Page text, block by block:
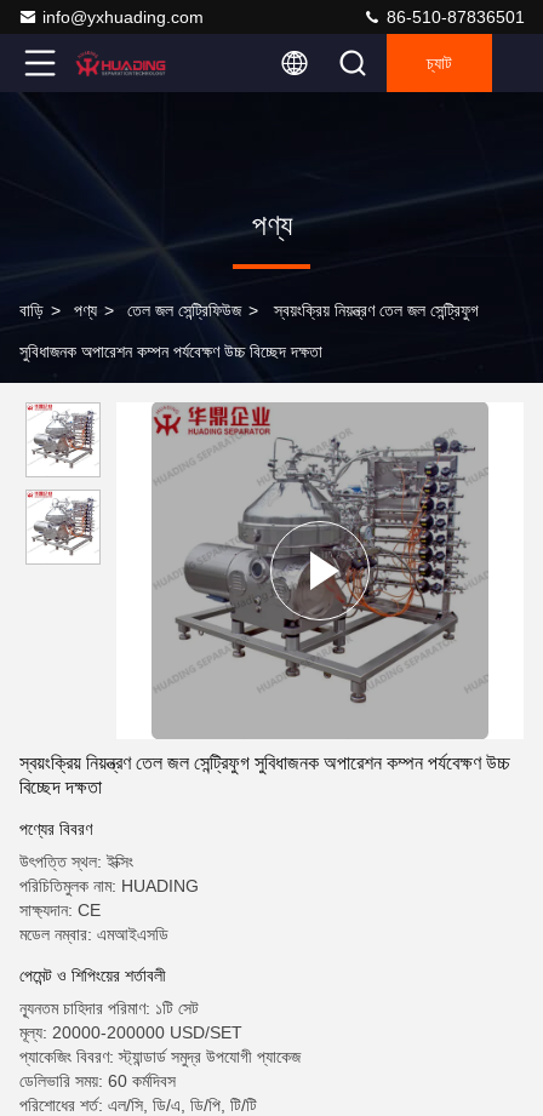
info@yxhuading.com 86-510-87836501
চ্যাট
পণ্য
বাড়ি > পণ্য > তেল জল সেন্ট্রিফিউজ > স্বয়ংক্রিয় নিয়ন্ত্রণ তেল জল সেন্ট্রিফুগ
সুবিধাজনক অপারেশন কম্পন পর্যবেক্ষণ উচ্চ বিচ্ছেদ দক্ষতা
স্বয়ংক্রিয় নিয়ন্ত্রণ তেল জল সেন্ট্রিফুগ সুবিধাজনক অপারেশন কম্পন পর্যবেক্ষণ উচ্চ
বিচ্ছেদ দক্ষতা
পণ্যের বিবরণ
উৎপত্তি স্থল: ইক্সিং
পরিচিতিমুলক নাম: HUADING
সাক্ষ্যদান: CE
মডেল নম্বার: এমআইএসডি
পেমেন্ট ও শিপিংয়ের শর্তাবলী
ন্যূনতম চাহিদার পরিমাণ: ১টি সেট
মূল্য: 20000-200000 USD/SET
প্যাকেজিং বিবরণ: স্ট্যান্ডার্ড সমুদ্র উপযোগী প্যাকেজ
ডেলিভারি সময়: 60 কর্মদিবস
পরিশোধের শর্ত: এল/সি, ডি/এ, ডি/পি, টি/টি